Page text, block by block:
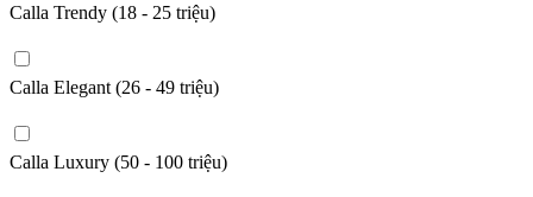
Calla Trendy (18 - 25 triệu)
Calla Elegant (26 - 49 triệu)
Calla Luxury (50 - 100 triệu)